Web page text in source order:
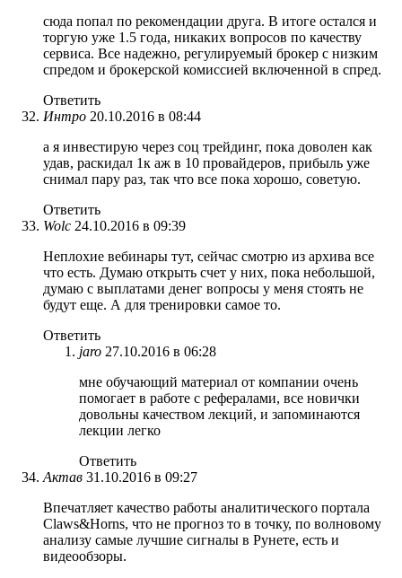
сюда попал по рекомендации друга. В итоге остался и
торгую уже 1.5 года, никаких вопросов по качеству
сервиса. Все надежно, регулируемый брокер с низким
спредом и брокерской комиссией включенной в спред.
Ответить
Интро 20.10.2016 в 08:44
а я инвестирую через соц трейдинг, пока доволен как
удав, раскидал 1к аж в 10 провайдеров, прибыль уже
снимал пару раз, так что все пока хорошо, советую.
Ответить
Wolc 24.10.2016 в 09:39
Неплохие вебинары тут, сейчас смотрю из архива все
что есть. Думаю открыть счет у них, пока небольшой,
думаю с выплатами денег вопросы у меня стоять не
будут еще. А для тренировки самое то.
Ответить
jaro 27.10.2016 в 06:28
мне обучающий материал от компании очень
помогает в работе с рефералами, все новички
довольны качеством лекций, и запоминаются
лекции легко
Ответить
Актав 31.10.2016 в 09:27
Впечатляет качество работы аналитического портала
Claws&Horns, что не прогноз то в точку, по волновому
анализу самые лучшие сигналы в Рунете, есть и
видеообзоры.